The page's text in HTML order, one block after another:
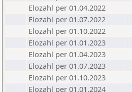
Elozahl per 01.04.2022
Elozahl per 01.07.2022
Elozahl per 01.10.2022
Elozahl per 01.01.2023
Elozahl per 01.04.2023
Elozahl per 01.07.2023
Elozahl per 01.10.2023
Elozahl per 01.01.2024